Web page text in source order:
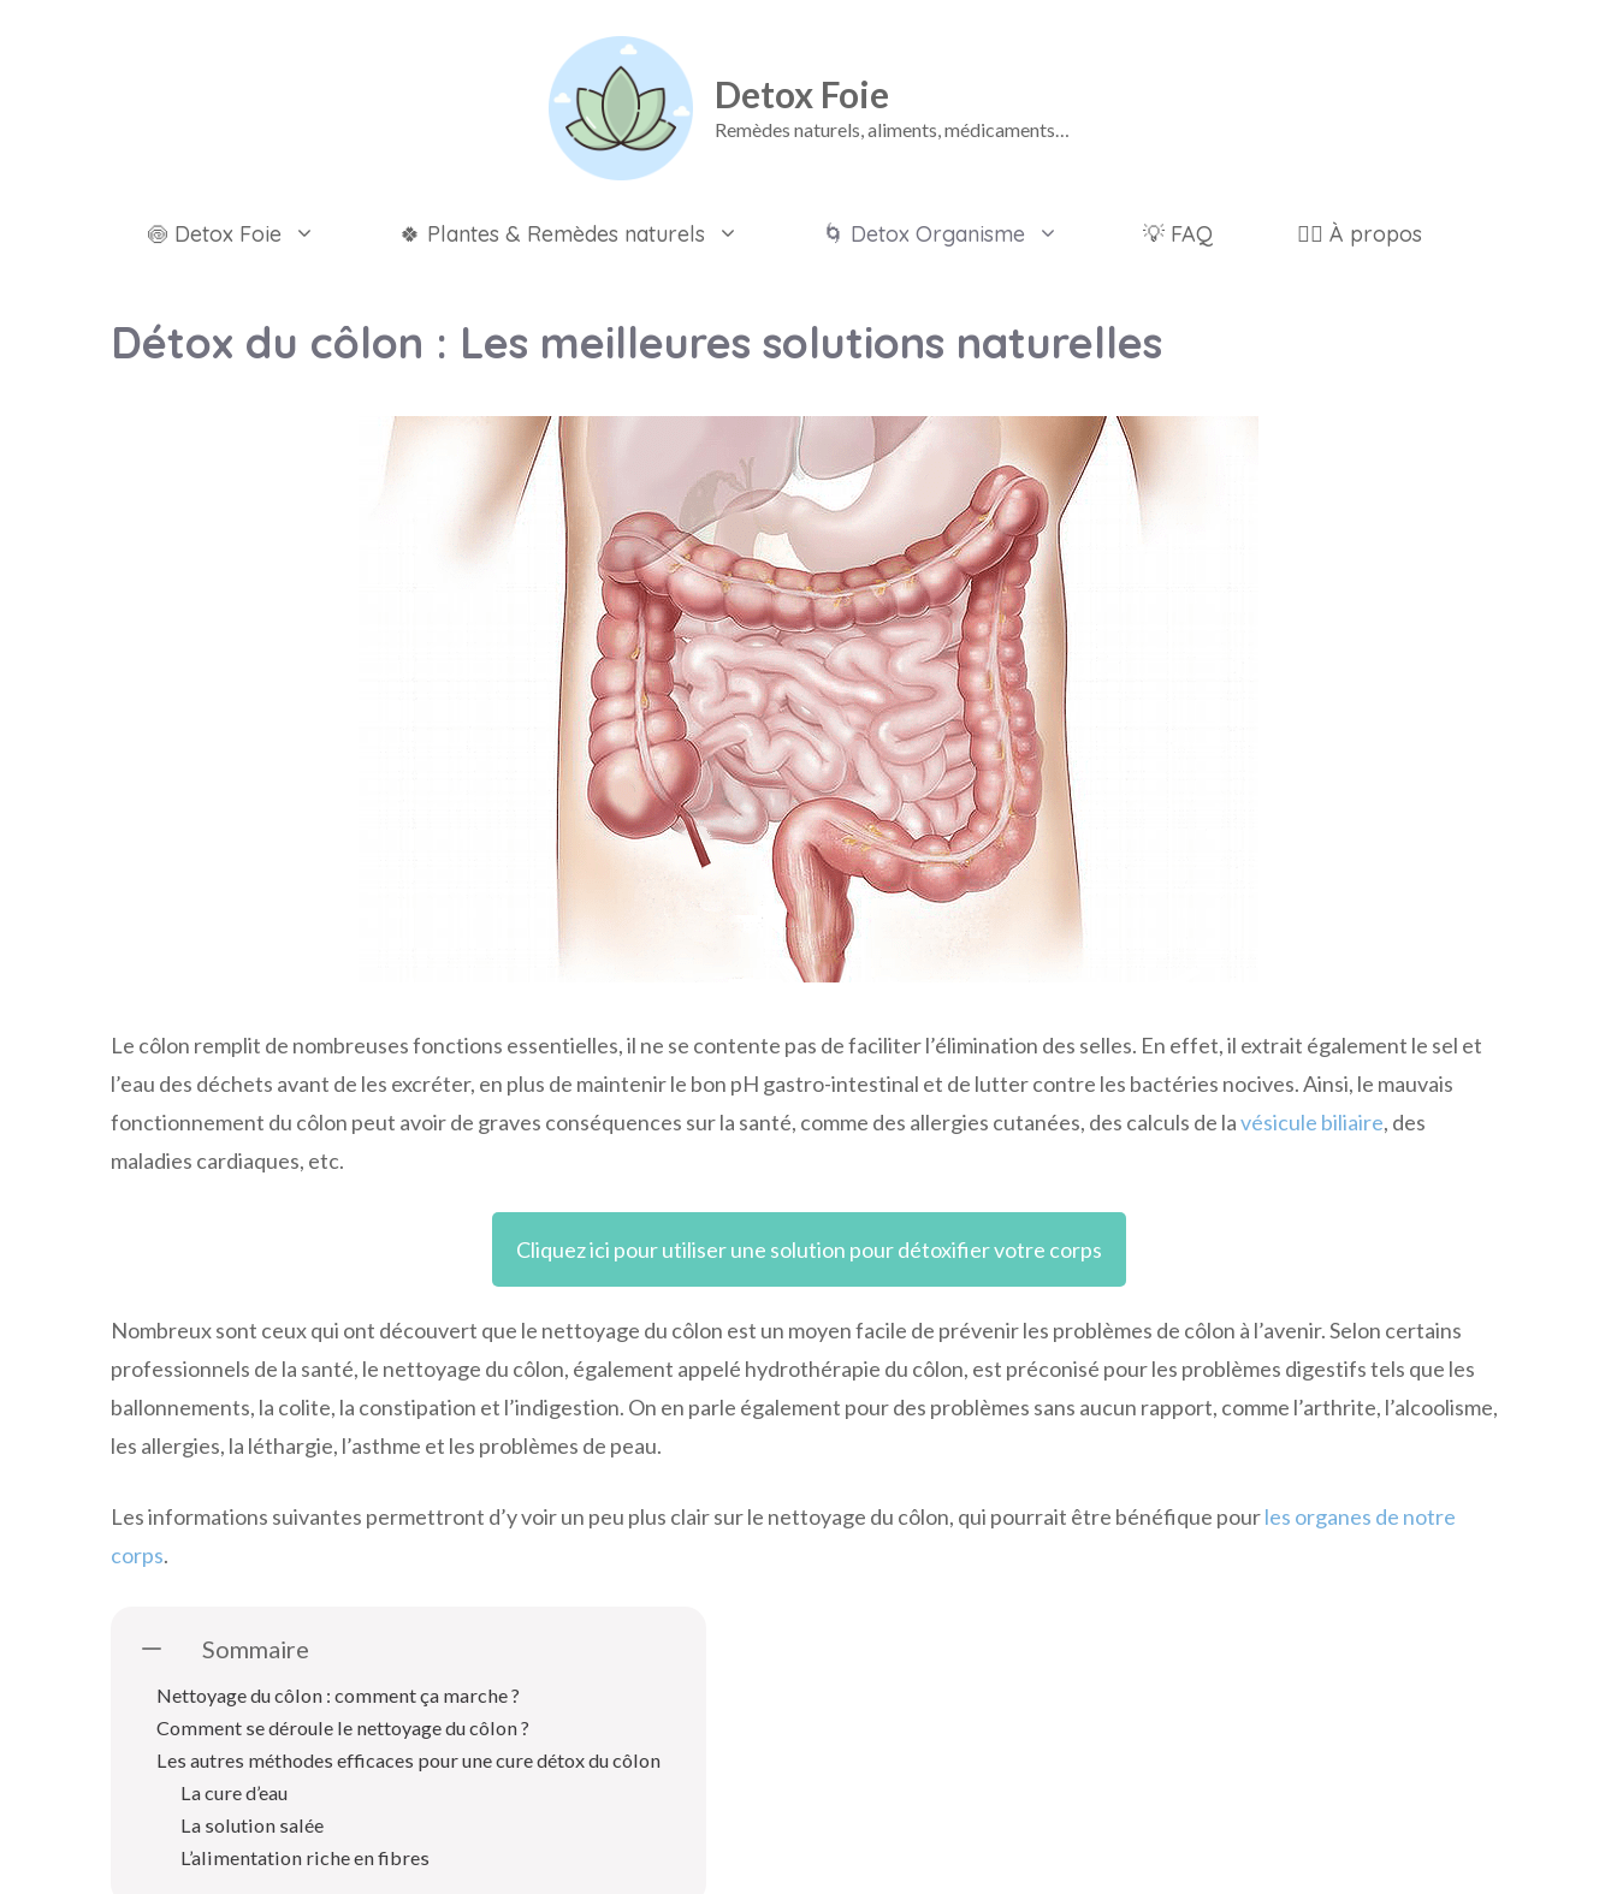
Detox Foie
Remèdes naturels, aliments, médicaments…
🍥 Detox Foie 🍀 Plantes & Remèdes naturels 🌀 Detox Organisme 💡 FAQ 🙋‍♂️ À propos
Détox du côlon : Les meilleures solutions naturelles
Le côlon remplit de nombreuses fonctions essentielles, il ne se contente pas de faciliter l’élimination des selles. En effet, il extrait également le sel et
l’eau des déchets avant de les excréter, en plus de maintenir le bon pH gastro-intestinal et de lutter contre les bactéries nocives. Ainsi, le mauvais
fonctionnement du côlon peut avoir de graves conséquences sur la santé, comme des allergies cutanées, des calculs de lavésicule biliaire, des
maladies cardiaques, etc.
Cliquez ici pour utiliser une solution pour détoxifier votre corps
Nombreux sont ceux qui ont découvert que le nettoyage du côlon est un moyen facile de prévenir les problèmes de côlon à l’avenir. Selon certains
professionnels de la santé, le nettoyage du côlon, également appelé hydrothérapie du côlon, est préconisé pour les problèmes digestifs tels que les
ballonnements, la colite, la constipation et l’indigestion. On en parle également pour des problèmes sans aucun rapport, comme l’arthrite, l’alcoolisme,
les allergies, la léthargie, l’asthme et les problèmes de peau.
Les informations suivantes permettront d’y voir un peu plus clair sur le nettoyage du côlon, qui pourrait être bénéfique pourles organes de notre
corps.
Sommaire
Nettoyage du côlon : comment ça marche ?
Comment se déroule le nettoyage du côlon ?
Les autres méthodes efficaces pour une cure détox du côlon
La cure d’eau
La solution salée
L’alimentation riche en fibres